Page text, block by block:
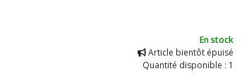
En stock
Article bientôt épuisé
Quantité disponible : 1